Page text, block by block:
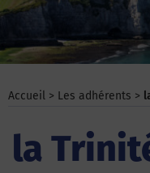
Accueil > Les adhérents >
la